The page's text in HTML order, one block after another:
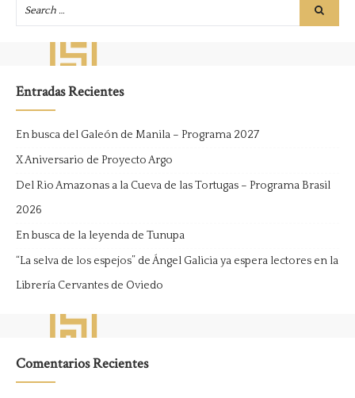
Entradas Recientes
En busca del Galeón de Manila – Programa 2027
X Aniversario de Proyecto Argo
Del Rio Amazonas a la Cueva de las Tortugas – Programa Brasil
2026
En busca de la leyenda de Tunupa
“La selva de los espejos” de Ángel Galicia ya espera lectores en la
Librería Cervantes de Oviedo
Comentarios Recientes